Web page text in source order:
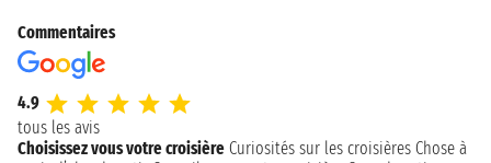
Commentaires
4.9
tous les avis
Choisissez vous votre croisière Curiosités sur les croisières Chose à